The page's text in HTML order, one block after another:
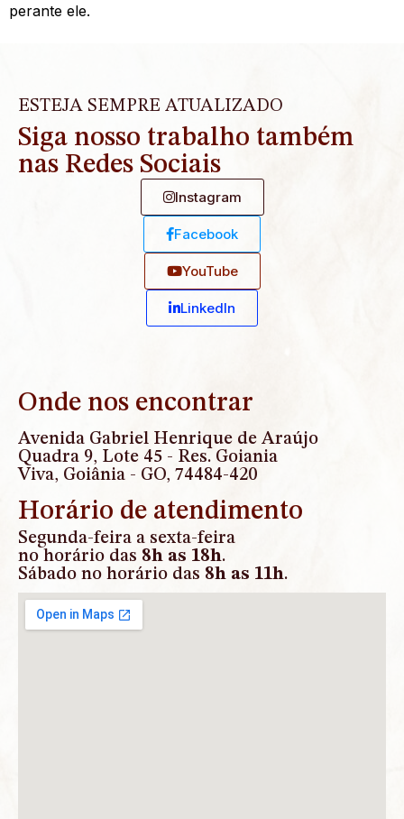
perante ele.
ESTEJA SEMPRE ATUALIZADO
Siga nosso trabalho também
nas Redes Sociais
Instagram
Facebook
YouTube
Linkedln
Onde nos encontrar
Avenida Gabriel Henrique de Araújo
Quadra 9, Lote 45 - Res. Goiania
Viva, Goiânia - GO, 74484-420
Horário de atendimento
Segunda-feira a sexta-feira
no horário das 8h as 18h.
Sábado no horário das 8h as 11h.